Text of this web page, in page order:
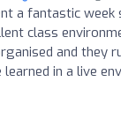
a fantastic week
class
and they
learned in a live